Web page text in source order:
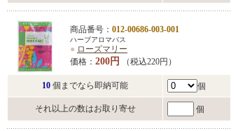
商品番号： 012-00686-003-001
ハーブアロマバス
● ローズマリー
価格： 200円 （税込220円）
10 個までなら即納可能 個
それ以上の数はお取り寄せ 個